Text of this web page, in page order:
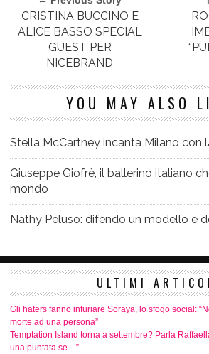
CRISTINA BUCCINO E
ALICE BASSO SPECIAL
GUEST PER
NICEBRAND
YOU MAY ALSO
Stella McCartney incanta Milano con
Giuseppe Giofrè, il ballerino italiano
mondo
Nathy Peluso: difendo un modello e
ULTIMI
Gli haters fanno infuriare Soraya, lo sfogo social:
morte ad una persona”
Temptation Island torna a settembre? Parla
una puntata se…”